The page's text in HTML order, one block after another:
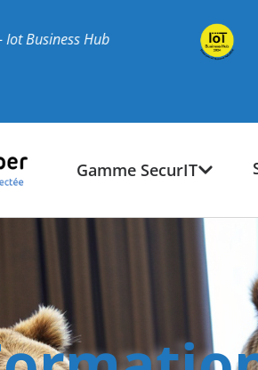
Lauréat
Gamme SecurIT